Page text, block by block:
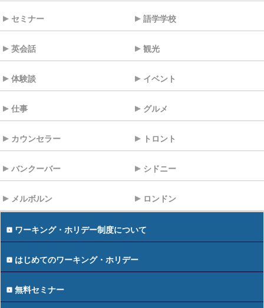
セミナー 語学学校
英会話 観光
体験談 イベント
仕事 グルメ
カウンセラー トロント
バンクーバー シドニー
メルボルン ロンドン
ワーキング・ホリデー制度について
はじめてのワーキング・ホリデー
無料セミナー